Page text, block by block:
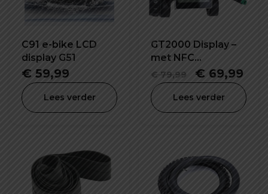
C91 e-bike LCD
display G51
€ 59,99
Lees verder
GT2000 Display –
met NFC
vergrendeling
(onbegrensd)
€79,99
prijs
€ 69,99
is:
Lees verder